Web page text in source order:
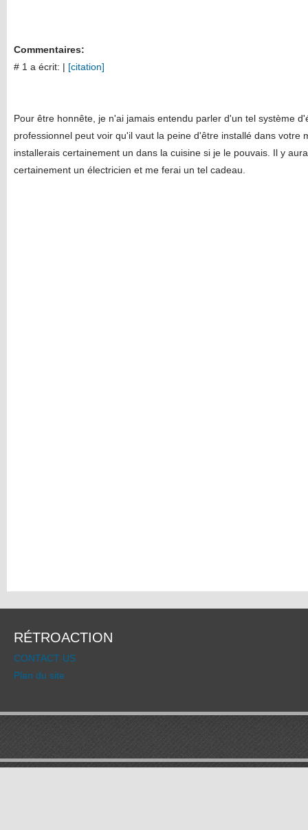
Commentaires:
# 1 a écrit: | [citation]
Pour être honnête, je n'ai jamais entendu parler d'un tel système
professionnel peut voir qu'il vaut la peine d'être installé dans votre
installerais certainement un dans la cuisine si je le pouvais. Il y
certainement un électricien et me ferai un tel cadeau.
RÉTROACTION
CONTACT US
Plan du site